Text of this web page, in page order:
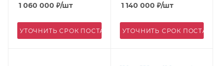
1 060 000 ₽/шт
УТОЧНИТЬ СРОК ПОСТАВКИ
1 140 000 ₽/шт
УТОЧНИТЬ СРОК